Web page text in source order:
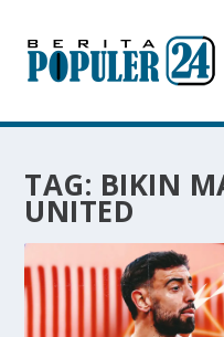
TAG: BIKIN
UNITED